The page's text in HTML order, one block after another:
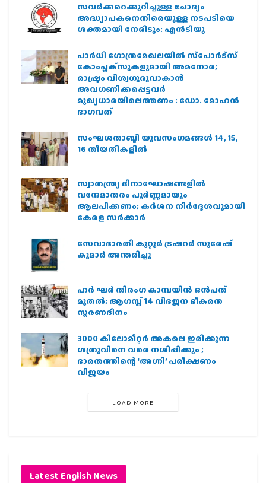
സവര്‍ക്കറെക്കുറിച്ചുള്ള ചോദ്യം
അദ്ധ്യാപകനെതിരെയുള്ള നടപടിയെ
ശക്തമായി നേരിടും: എന്‍ടിയു
പാര്‍ധി ഗോത്രമേഖലയില്‍ സ്‌പോര്‍ട്‌സ്
കോംപ്ലക്‌സുകളുമായി അമനോര;
രാഷ്ട്രം വിശ്വഗുരുവാകാന്‍
അവഗണിക്കപ്പെട്ടവര്‍
മുഖ്യധാരയിലെത്തണം : ഡോ. മോഹന്‍
ഭാഗവത്
സംഘശതാബ്ദി യുവസംഗമങ്ങള്‍ 14, 15,
16 തീയതികളില്‍
സ്വാതന്ത്ര്യ ദിനാഘോഷങ്ങളിൽ
വന്ദേമാതരം പൂർണ്ണമായും
ആലപിക്കണം; കർശന നിർദ്ദേശവുമായി
കേരള സർക്കാർ
സേവാഭാരതി കുറ്റൂർ ട്രഷറർ സുരേഷ്
കുമാർ അന്തരിച്ചു
ഹര്‍ ഘര്‍ തിരംഗ കാമ്പയിന്‍ ഒന്‍പത്
മുതല്‍; ആഗസ്ത് 14 വിഭജന ഭീകരത
സ്മരണദിനം
3000 കിലോമീറ്റർ അകലെ ഇരിക്കുന്ന
ശത്രുവിനെ വരെ നശിപ്പിക്കും ;
ഭാരതത്തിന്റെ ‘അഗ്നി’ പരീക്ഷണം
വിജയം
LOAD MORE
Latest English News